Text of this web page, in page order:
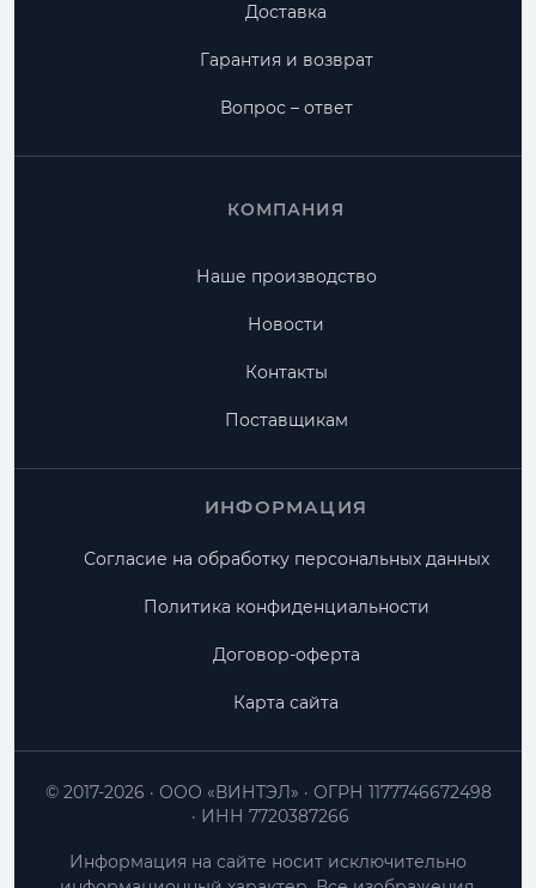
Доставка
Гарантия и возврат
Вопрос – ответ
КОМПАНИЯ
Наше производство
Новости
Контакты
Поставщикам
ИНФОРМАЦИЯ
Согласие на обработку персональных данных
Политика конфиденциальности
Договор-оферта
Карта сайта
ООО «ВИНТЭЛ»
ОГРН 1177746672498
ИНН 7720387266
© 2017-2026
Информация на сайте носит исключительно